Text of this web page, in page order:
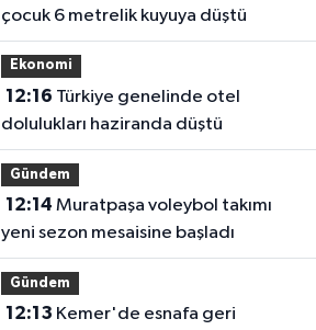
çocuk 6 metrelik kuyuya düştü
Ekonomi
12:16
dolulukları haziranda düştü
Gündem
12:14
yeni sezon mesaisine başladı
Gündem
12:13